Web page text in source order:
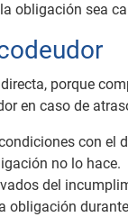
obligación sea
porque
en caso de
con el
no lo hace.
del
obligación